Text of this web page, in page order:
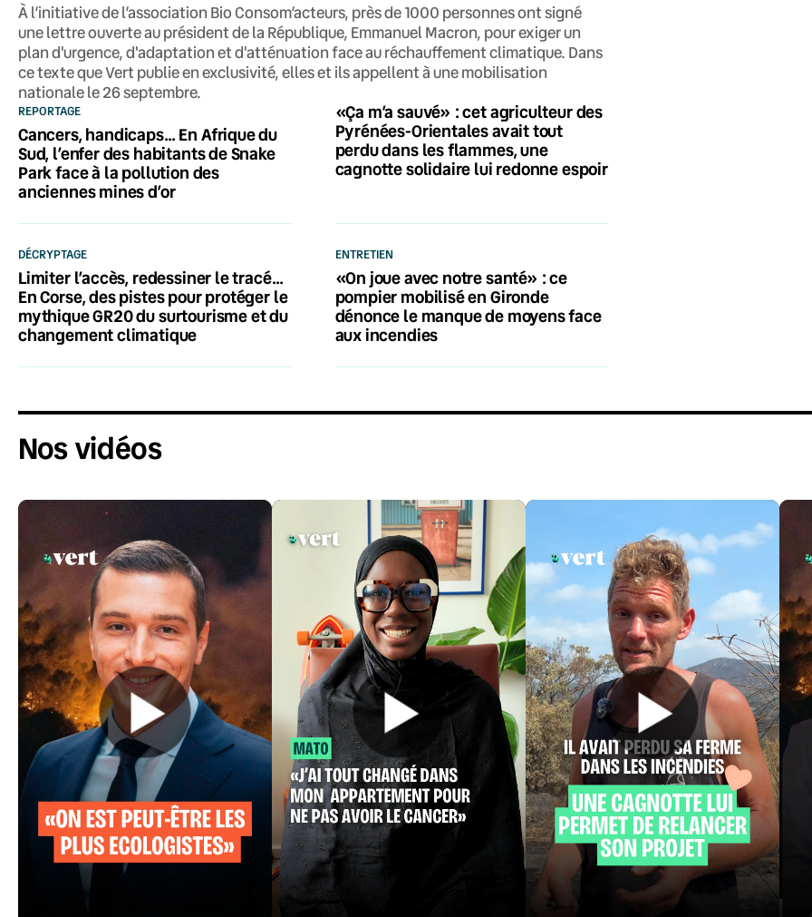
À l’initiative de l’association Bio Consom’acteurs, près de 1000 personnes ont signé
une lettre ouverte au président de la République, Emmanuel Macron, pour exiger un
plan d'urgence, d'adaptation et d'atténuation face au réchauffement climatique. Dans
ce texte que Vert publie en exclusivité, elles et ils appellent à une mobilisation
nationale le 26 septembre.
REPORTAGE
Cancers, handicaps… En Afrique du
Sud, l’enfer des habitants de Snake
Park face à la pollution des
anciennes mines d’or
«Ça m’a sauvé» : cet agriculteur des
Pyrénées-Orientales avait tout
perdu dans les flammes, une
cagnotte solidaire lui redonne espoir
DÉCRYPTAGE
Limiter l’accès, redessiner le tracé…
En Corse, des pistes pour protéger le
mythique GR20 du surtourisme et du
changement climatique
ENTRETIEN
«On joue avec notre santé» : ce
pompier mobilisé en Gironde
dénonce le manque de moyens face
aux incendies
Nos vidéos